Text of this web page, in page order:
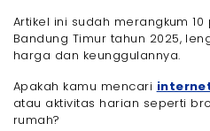
Artikel ini sudah merangkum
Bandung Timur tahun 2025,
harga dan keunggulannya.
Apakah kamu mencari
atau aktivitas harian seperti
rumah?